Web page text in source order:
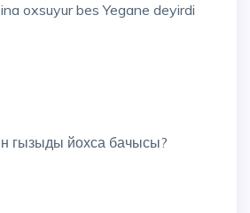
oxsuyur bes Yegane deyirdi
гызыды йохса бачысы?